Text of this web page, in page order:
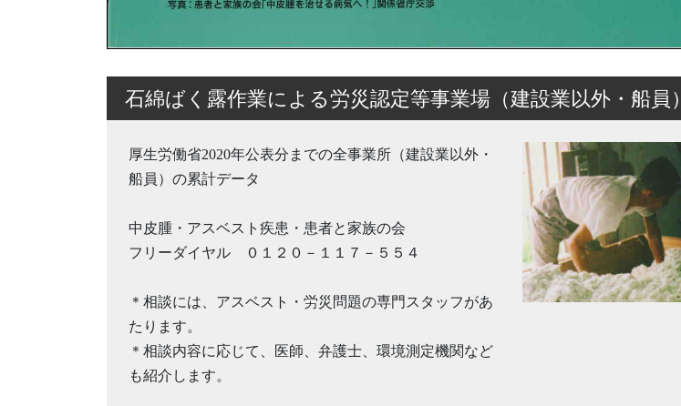
石綿ばく露作業による労災認定等事業場（建設業以外・船員）
厚生労働省2020年公表分までの全事業所（建設業以外・
船員）の累計データ
中皮腫・アスベスト疾患・患者と家族の会
フリーダイヤル ０１２０－１１７－５５４
＊相談には、アスベスト・労災問題の専門スタッフがあ
たります。
＊相談内容に応じて、医師、弁護士、環境測定機関など
も紹介します。